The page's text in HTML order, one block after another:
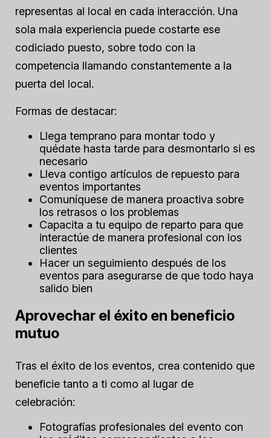
representas al local en cada interacción. Una
sola mala experiencia puede costarte ese
codiciado puesto, sobre todo con la
competencia llamando constantemente a la
puerta del local.
Formas de destacar:
Llega temprano para montar todo y
quédate hasta tarde para desmontarlo si es
necesario
Lleva contigo artículos de repuesto para
eventos importantes
Comuníquese de manera proactiva sobre
los retrasos o los problemas
Capacita a tu equipo de reparto para que
interactúe de manera profesional con los
clientes
Hacer un seguimiento después de los
eventos para asegurarse de que todo haya
salido bien
Aprovechar el éxito en beneficio
mutuo
Tras el éxito de los eventos, crea contenido que
beneficie tanto a ti como al lugar de
celebración:
Fotografías profesionales del evento con